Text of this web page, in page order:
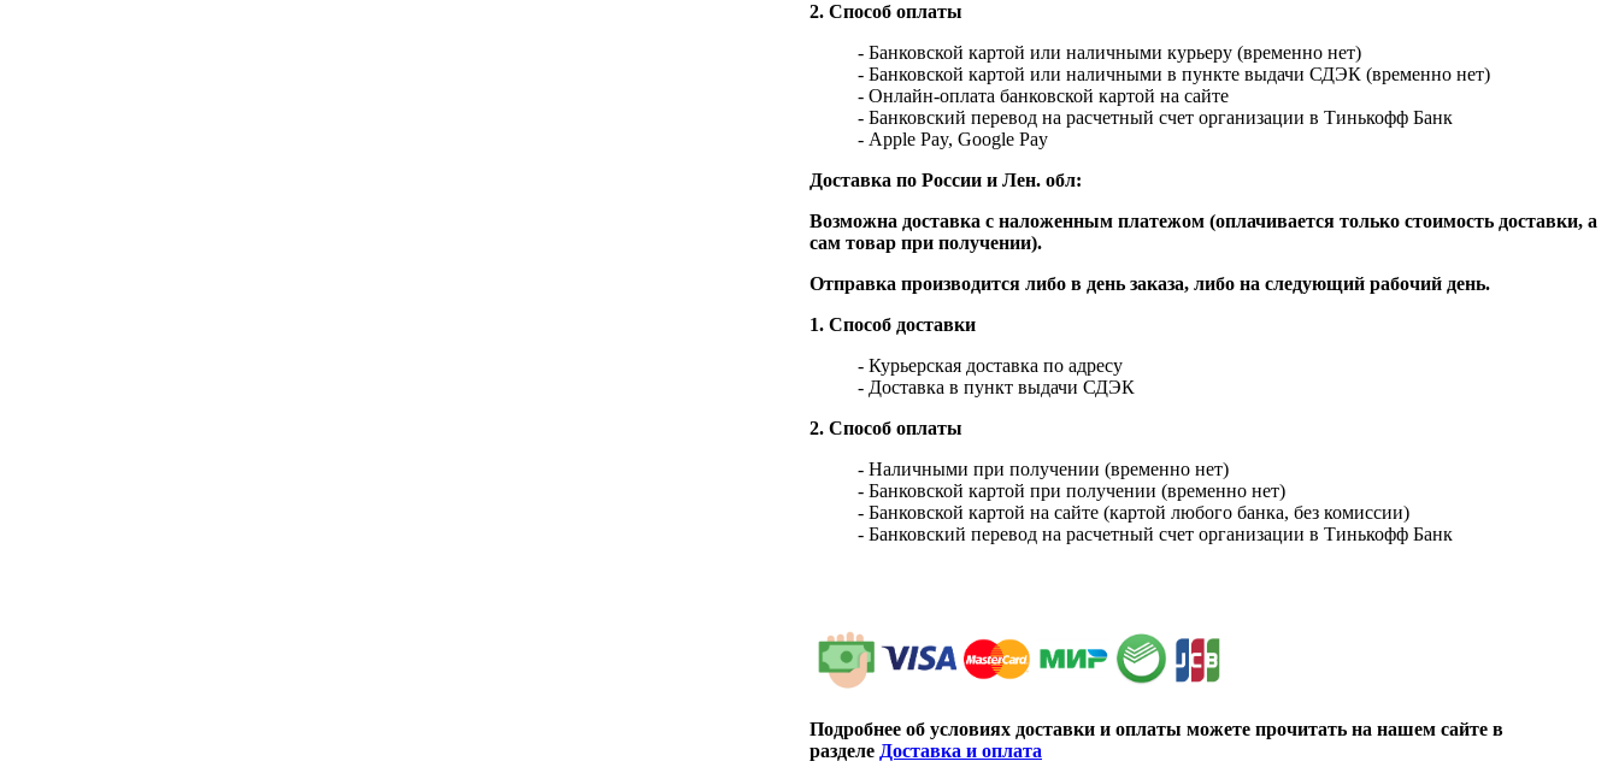
2. Способ оплаты
- Банковской картой или наличными курьеру (временно нет)
- Банковской картой или наличными в пункте выдачи СДЭК (временно нет)
- Онлайн-оплата банковской картой на сайте
- Банковский перевод на расчетный счет организации в Тинькофф Банк
- Apple Pay, Google Pay
Доставка по России и Лен. обл:
Возможна доставка с наложенным платежом (оплачивается только стоимость доставки, а
сам товар при получении).
Отправка производится либо в день заказа, либо на следующий рабочий день.
1. Способ доставки
- Курьерская доставка по адресу
- Доставка в пункт выдачи СДЭК
2. Способ оплаты
- Наличными при получении (временно нет)
- Банковской картой при получении (временно нет)
- Банковской картой на сайте (картой любого банка, без комиссии)
- Банковский перевод на расчетный счет организации в Тинькофф Банк
Подробнее об условиях доставки и оплаты можете прочитать на нашем сайте в
разделе Доставка и оплата